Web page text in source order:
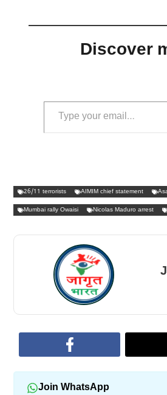
Discover
Type your email…
26/11 terrorists AIMIM chief statement
Mumbai rally Owaisi Nicolas Maduro arrest
Join WhatsApp